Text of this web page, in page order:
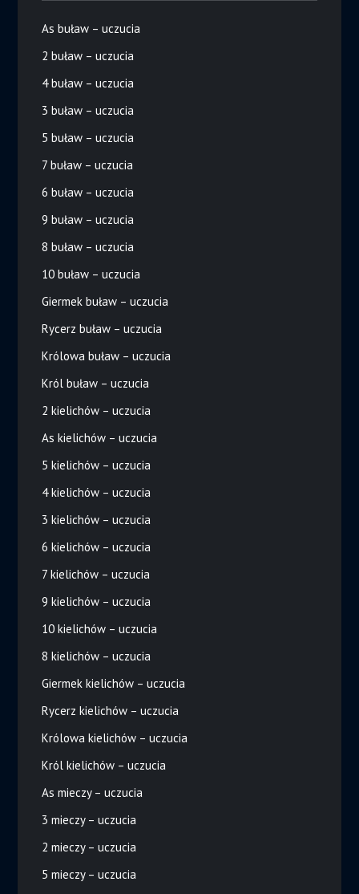
As buław – uczucia
2 buław – uczucia
4 buław – uczucia
3 buław – uczucia
5 buław – uczucia
7 buław – uczucia
6 buław – uczucia
9 buław – uczucia
8 buław – uczucia
10 buław – uczucia
Giermek buław – uczucia
Rycerz buław – uczucia
Królowa buław – uczucia
Król buław – uczucia
2 kielichów – uczucia
As kielichów – uczucia
5 kielichów – uczucia
4 kielichów – uczucia
3 kielichów – uczucia
6 kielichów – uczucia
7 kielichów – uczucia
9 kielichów – uczucia
10 kielichów – uczucia
8 kielichów – uczucia
Giermek kielichów – uczucia
Rycerz kielichów – uczucia
Królowa kielichów – uczucia
Król kielichów – uczucia
As mieczy – uczucia
3 mieczy – uczucia
2 mieczy – uczucia
5 mieczy – uczucia